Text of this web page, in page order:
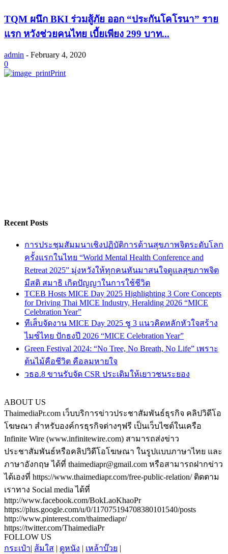
TQM ผนึก BKI ร่วมสู้ภัย ออก “ประกันโคโรนา” ราย
แรก หวังช่วยคนไทย เบี้ยเพียง 299 บาท...
admin - February 4, 2020
0
Print
Recent Posts
การประชุมสัมมนาเชิงปฏิบัติการด้านสุขภาพจิตระดับโลก
ครั้งแรกในไทย “World Mental Health Conference and
Retreat 2025” มุ่งหวังให้ทุกคนหันมาสนใจดูแลสุขภาพจิต
มีสติ สมาธิ เกิดปัญญาในการใช้ชีวิต
TCEB Hosts MICE Day 2025 Highlighting 3 Core Concepts
for Driving Thai MICE Industry, Heralding 2026 “MICE
Celebration Year”
ทีเส็บจัดงาน MICE Day 2025 ชู 3 แนวคิดหลักหัวใจสร้าง
ไมซ์ไทย ปักธงปี 2026 “MICE Celebration Year”
Green Festival 2024: “No Tree, No Breath, No Life” เพราะ
ต้นไม้คือชีวิต คือลมหายใจ
วธอ.8 ขานรับจัด CSR ประเดิมให้เยาวชนระยอง
ABOUT US
ThaimediaPr.com เว็บบริการข่าวประชาสัมพันธ์ธุรกิจ คลิปวิดีโอ
โฆษณา สำหรับองค์กรธุรกิจต่างๆฟรี เป็นเว็บไซต์ในเครือ
Infinite Wire (www.infinitewire.com) สามารถส่งข่าว
ประชาสัมพันธ์หรือคลิปวิดีโอโฆษณา ในรูปแบบภาษาไทย และ
ภาษาอังกฤษ ได้ที่ thaimediapr@gmail.com หรือสามารถฝากข่าว
ได้เองที่ https://www.thaimediapr.com/free-public-relation/ ติดตาม
เราทาง Social media ได้ที่
http://www.facebook.com/BokLaoKhaoPr
https://plus.google.com/u/0/117075194708380101540/posts
http://www.pinterest.com/thaimediapr/
https://twitter.com/ThaimediaPr
FOLLOW US
กระเป๋า| ส้มใส | ดูหนัง | เหล้าบ๊วย |